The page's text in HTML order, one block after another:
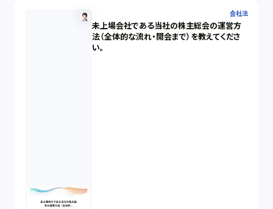
会社法
未上場会社である当社の株主総会の運営方
法（全体的な流れ・開会まで）を教えてくださ
い。